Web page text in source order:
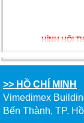
HÌNH HỘI
>> HỒ CHÍ MINH
Vimedimex
Bến Thành, TP.